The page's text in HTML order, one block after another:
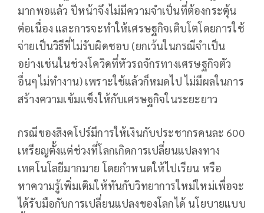
มากพอแล้ว ปีหน้าจึง​ไม่มีความจำเป็นที่ต้องกระตุ้น
ต่อเนื่อง และการจะทำให้เศรษฐกิจเติบโตโดยการใช้
จ่ายเป็นวิธีที่ไม่รับผิดชอบ (ยกเว้นในกรณีจำเป็น
อย่างเช่นในช่วงโควิดที่หัวรถจักรทางเศรษฐกิจตัว
อื่นๆไม่ทำงาน) เพราะใช้แล้วก็หมดไป ไม่มีผลในการ
สร้างความเข้มแข็งให้กับเศรษฐกิจในระยะยาว
กรณีของสิงคโปร์มีการให้เงินกับประชากรคนละ 600
เหรียญตั้งแต่ช่วงที่โลกเกิดการเปลี่ยนแปลงทาง
เทคโนโลยีมากมาย โดยกำหนดให้ไปเรียน หรือ
หาความรู้เพิ่มเติมให้ทันกับวิทยาการใหม่ใหม่เพื่อจะ
ได้รับมือกับการเปลี่ยนแปลงของโลกได้ นโยบายแบบ